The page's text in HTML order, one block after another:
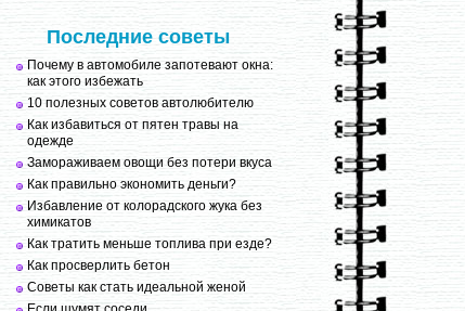
Последние советы
Почему в автомобиле запотевают окна:
как этого избежать
10 полезных советов автолюбителю
Как избавиться от пятен травы на
одежде
Замораживаем овощи без потери вкуса
Как правильно экономить деньги?
Избавление от колорадского жука без
химикатов
Как тратить меньше топлива при езде?
Как просверлить бетон
Советы как стать идеальной женой